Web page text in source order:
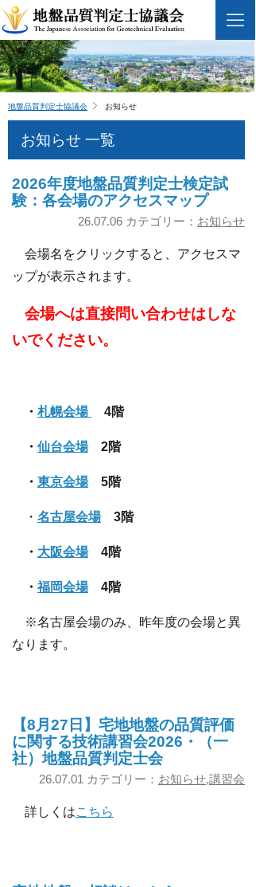
地盤品質判定士協議会 お知らせ
お知らせ 一覧
2026年度地盤品質判定士検定試
験：各会場のアクセスマップ
26.07.06 カテゴリー： お知らせ
会場名をクリックすると、アクセスマ
ップが表示されます。
会場へは直接問い合わせはしな
いでください。
・ 札幌会場 4階
・ 仙台会場2階
・ 東京会場5階
・ 名古屋会場3階
・ 大阪会場4階
・ 福岡会場4階
※名古屋会場のみ、昨年度の会場と異
なります。
【8月27日】宅地地盤の品質評価
に関する技術講習会2026・（一
社）地盤品質判定士会
26.07.01 カテゴリー： お知らせ,講習会
詳しくはこちら